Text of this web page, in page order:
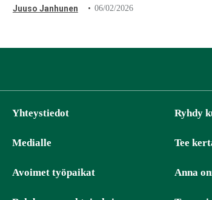
Juuso Janhunen 06/02/2026
Yhteystiedot
Medialle
Avoimet työpaikat
Ryhdy
Tee
Anna